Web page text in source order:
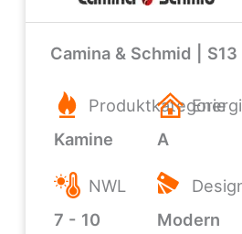
Camina & Schmid | S13
Produktkategorie
Kamine
A
NWL
7 - 10
Modern